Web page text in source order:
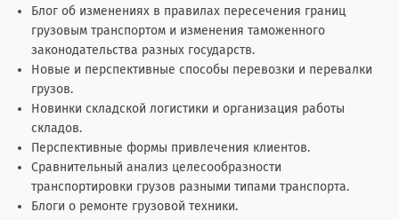
Блог об изменениях в правилах пересечения границ
грузовым транспортом и изменения таможенного
законодательства разных государств.
Новые и перспективные способы перевозки и перевалки
грузов.
Новинки складской логистики и организация работы
складов.
Перспективные формы привлечения клиентов.
Сравнительный анализ целесообразности
транспортировки грузов разными типами транспорта.
Блоги о ремонте грузовой техники.